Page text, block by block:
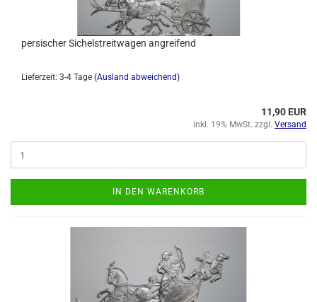
persischer Sichelstreitwagen angreifend
Lieferzeit: 3-4 Tage (Ausland abweichend)
11,90 EUR
inkl. 19% MwSt. zzgl. Versand
IN DEN WARENKORB